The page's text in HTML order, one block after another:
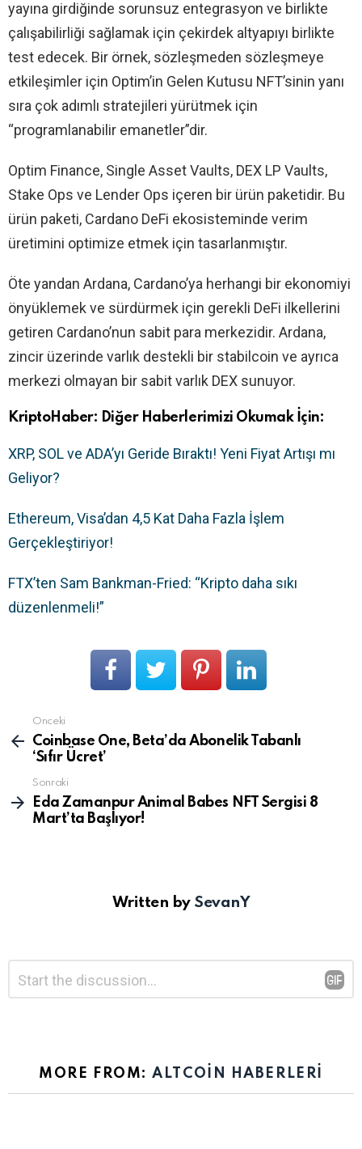
yayına girdiğinde sorunsuz entegrasyon ve birlikte
çalışabilirliği sağlamak için çekirdek altyapıyı birlikte
test edecek. Bir örnek, sözleşmeden sözleşmeye
etkileşimler için Optim’in Gelen Kutusu NFT’sinin yanı
sıra çok adımlı stratejileri yürütmek için
“programlanabilir emanetler”dir.
Optim Finance, Single Asset Vaults, DEX LP Vaults,
Stake Ops ve Lender Ops içeren bir ürün paketidir. Bu
ürün paketi, Cardano DeFi ekosisteminde verim
üretimini optimize etmek için tasarlanmıştır.
Öte yandan Ardana, Cardano’ya herhangi bir ekonomiyi
önyüklemek ve sürdürmek için gerekli DeFi ilkellerini
getiren Cardano’nun sabit para merkezidir. Ardana,
zincir üzerinde varlık destekli bir stabilcoin ve ayrıca
merkezi olmayan bir sabit varlık DEX sunuyor.
KriptoHaber: Diğer Haberlerimizi Okumak İçin:
XRP, SOL ve ADA’yı Geride Bıraktı! Yeni Fiyat Artışı mı
Geliyor?
Ethereum, Visa’dan 4,5 Kat Daha Fazla İşlem
Gerçekleştiriyor!
FTX’ten Sam Bankman-Fried: “Kripto daha sıkı
düzenlenmeli!”
Devamını
gör
Önceki
Coinbase One, Beta’da Abonelik Tabanlı
‘Sıfır Ücret’
Sonraki
Eda Zamanpur Animal Babes NFT Sergisi 8
Mart’ta Başlıyor!
Written by SevanY
yanıt
yazın
MORE FROM:ALTCOIN HABERLERI